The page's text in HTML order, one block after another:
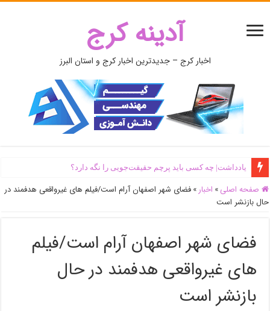
آدینه کرج
اخبار کرج – جدیدترین اخبار کرج و استان البرز
یادداشت| ‌چه کسی باید پرچم حقیقت‌جویی را نگه دارد؟
صفحه اصلی » اخبار » فضای شهر اصفهان آرام است/فیلم های غیرواقعی هدفمند در
حال بازنشر است
فضای شهر اصفهان آرام است/فیلم
های غیرواقعی هدفمند در حال
بازنشر است